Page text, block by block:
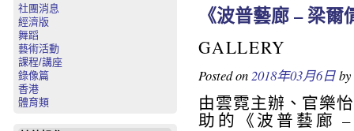
社團消息
經濟版
舞蹈
藝術活動
課程/講座
錄像篇
香港
體育類
《波普藝廊 – 梁
GALLERY
Posted on 2018年03月6日by
由雲霓主辦、官樂
助的《波普藝廊